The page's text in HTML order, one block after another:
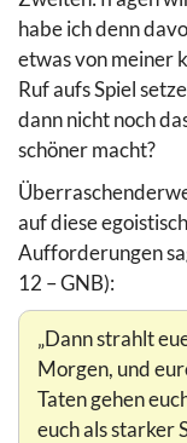
habe ich denn
etwas von meiner
Ruf aufs Spiel
dann nicht noch
schöner macht?
auf diese
Aufforderungen
12 – GNB):
„Dann strahlt
Morgen, und
Taten gehen
euch als starker